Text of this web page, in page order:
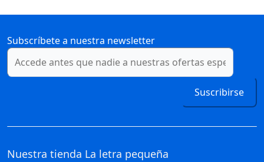
Subscríbete a nuestra newsletter
Suscribirse
Nuestra tienda La letra pequeña